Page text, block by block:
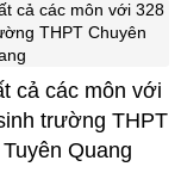
cả các môn với
trường THPT
Quang